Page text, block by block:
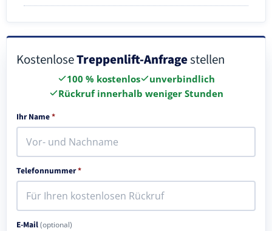
KostenloseTreppenlift-Anfragestellen
100 % kostenlos
unverbindlich
Rückruf innerhalb weniger Stunden
Ihr Name*
Telefonnummer*
E-Mail(optional)